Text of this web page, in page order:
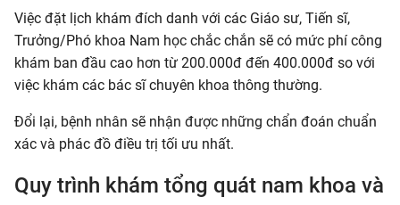
Việc đặt lịch khám đích danh với các Giáo sư, Tiến sĩ,
Trưởng/Phó khoa Nam học chắc chắn sẽ có mức phí công
khám ban đầu cao hơn từ 200.000đ đến 400.000đ so với
việc khám các bác sĩ chuyên khoa thông thường.
Đổi lại, bệnh nhân sẽ nhận được những chẩn đoán chuẩn
xác và phác đồ điều trị tối ưu nhất.
Quy trình khám tổng quát nam khoa và